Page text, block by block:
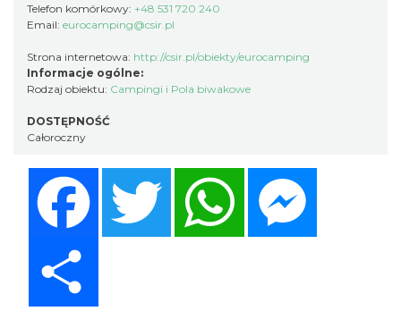
Telefon komórkowy: +48 531 720 240
Email: eurocamping@csir.pl
Strona internetowa: http://csir.pl/obiekty/eurocamping
Informacje ogólne:
Rodzaj obiektu: Campingi i Pola biwakowe
DOSTĘPNOŚĆ
Całoroczny
Twitter